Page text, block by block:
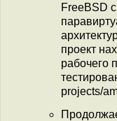
FreeBSD
проект
рабочего
projects/